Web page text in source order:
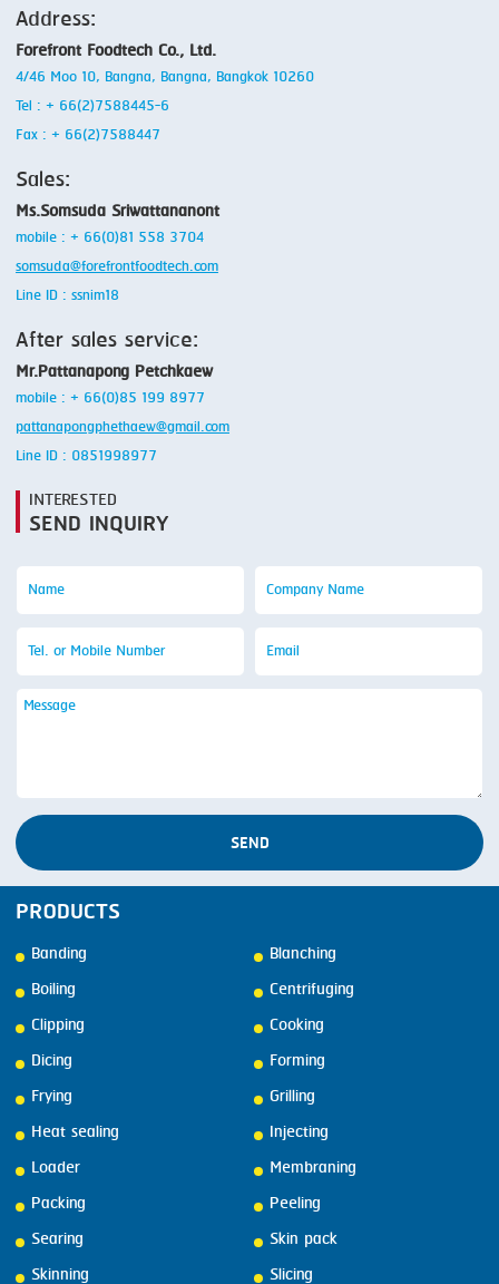
Address:
Forefront Foodtech Co., Ltd.
4/46 Moo 10, Bangna, Bangna, Bangkok 10260
Tel : + 66(2)7588445-6
Fax : + 66(2)7588447
Sales:
Ms.Somsuda Sriwattananont
mobile : + 66(0)81 558 3704
somsuda@forefrontfoodtech.com
Line ID : ssnim18
After sales service:
Mr.Pattanapong Petchkaew
mobile : + 66(0)85 199 8977
pattanapongphethaew@gmail.com
Line ID : 0851998977
INTERESTED
SEND INQUIRY
SEND
PRODUCTS
Banding
Blanching
Boiling
Centrifuging
Clipping
Cooking
Dicing
Forming
Frying
Grilling
Heat sealing
Injecting
Loader
Membraning
Packing
Peeling
Searing
Skin pack
Skinning
Slicing